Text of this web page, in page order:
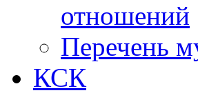
отношений
Перечень
КСК